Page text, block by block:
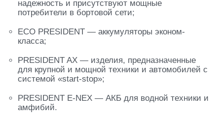
надежность и присутствуют мощные
потребители в бортовой сети;
ECO PRESIDENT — аккумуляторы эконом-
класса;
PRESIDENT AX — изделия, предназначенные
для крупной и мощной техники и автомобилей с
системой «start-stop»;
PRESIDENT E-NEX — АКБ для водной техники и
амфибий.